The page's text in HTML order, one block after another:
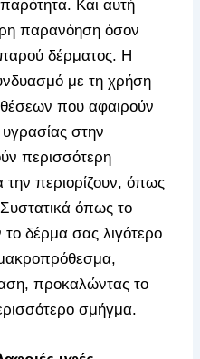
Και αυτή
παρανόηση όσον
δέρματος. Η
με τη χρήση
που αφαιρούν
υγρασίας στην
περισσότερη
περιορίζουν, όπως
όπως το
δέρμα σας λιγότερο
προκαλώντας το
σμήγμα.